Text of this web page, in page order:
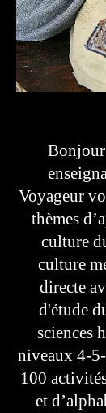
Voyageur
thèmes
culture
culture
directe
d'étude
sciences
niveaux 4-
100
et